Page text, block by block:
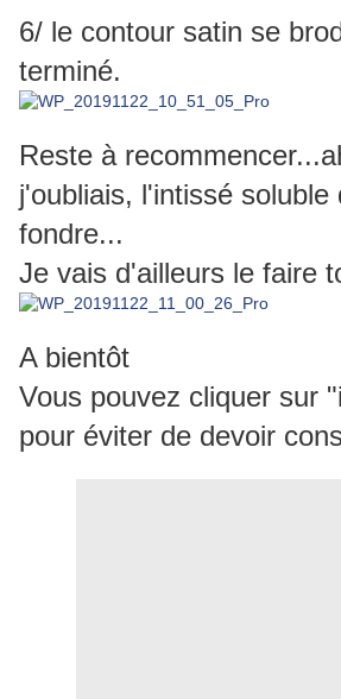
6/ le contour satin se
terminé.
Reste à
j'oubliais, l'intissé soluble
fondre...
Je vais d'ailleurs le faire
A bientôt
Vous pouvez cliquer sur
pour éviter de devoir